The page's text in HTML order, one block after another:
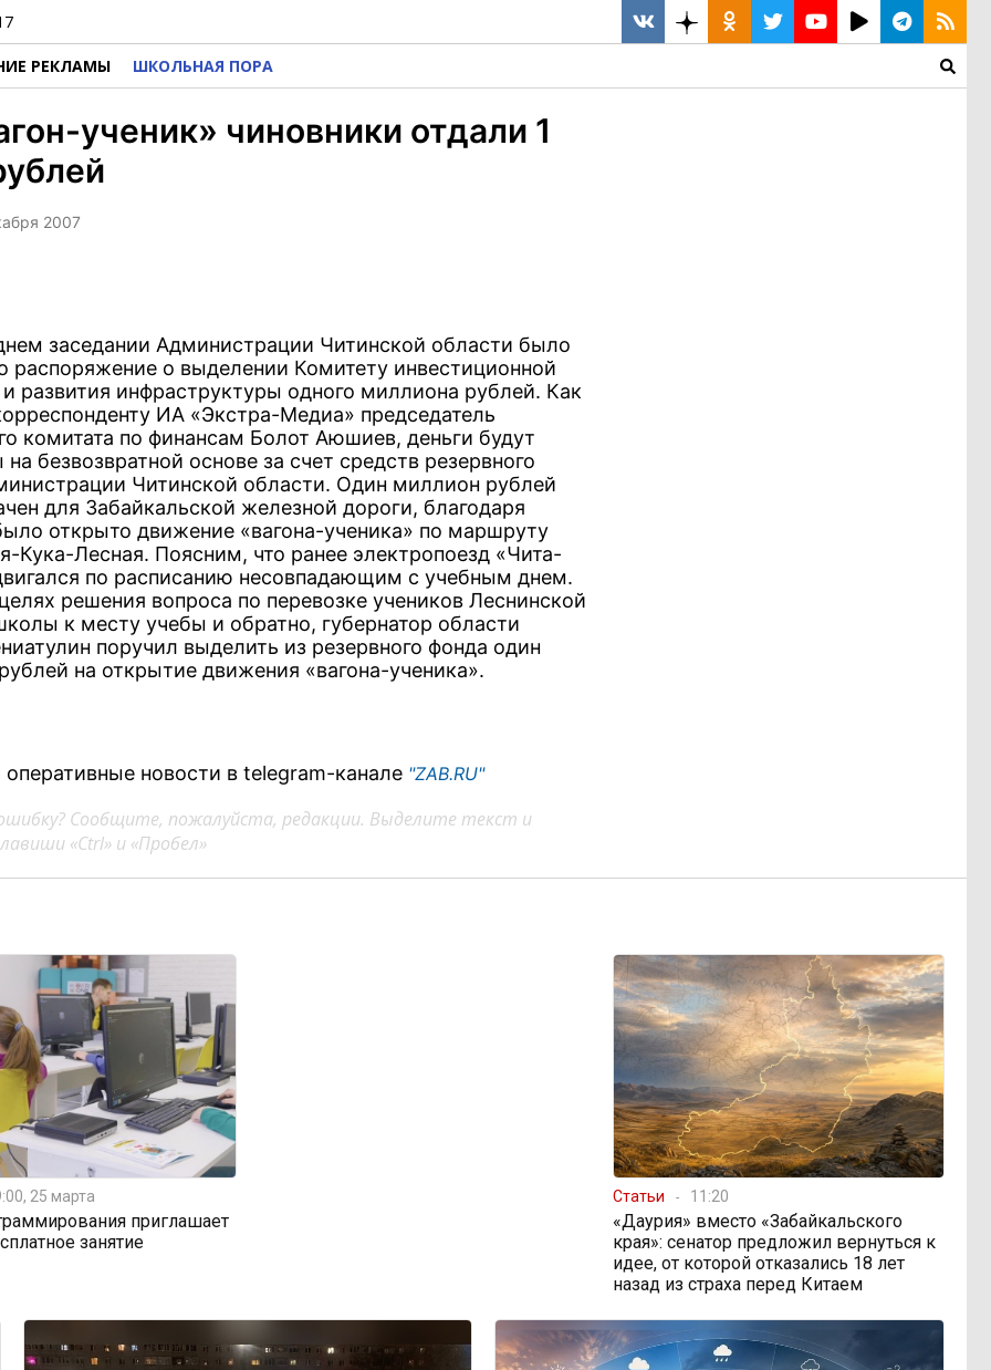
РЕКЛАМЫ ШКОЛЬНАЯ ПОРА
ученик» чиновники отдали 1
2007
заседании Администрации Читинской области было
распоряжение о выделении Комитету инвестиционной
развития инфраструктуры одного миллиона рублей. Как
ИА «Экстра-Медиа» председатель
комитата по финансам Болот Аюшиев, деньги будут
безвозвратной основе за счет средств резервного
Читинской области. Один миллион рублей
для Забайкальской железной дороги, благодаря
открыто движение «вагона-ученика» по маршруту
Кука-Лесная. Поясним, что ранее электропоезд «Чита-
по расписанию несовпадающим с учебным днем.
решения вопроса по перевозке учеников Леснинской
к месту учебы и обратно, губернатор области
поручил выделить из резервного фонда один
на открытие движения «вагона-ученика».
новости в telegram-канале "ZAB.RU"
Сообщите, пожалуйста, редакции. Выделите текст и
«Ctrl» и «Пробел»
25 марта
приглашает
занятие
Статьи 11:20
«Даурия» вместо «Забайкальского
края»: сенатор предложил вернуться к
идее, от которой отказались 18 лет
назад из страха перед Китаем